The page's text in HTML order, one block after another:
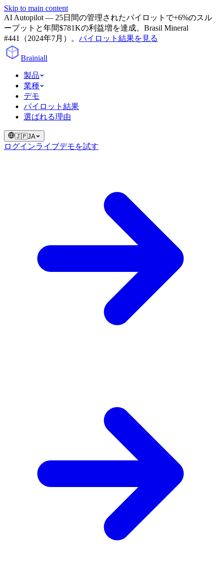
Skip to main content
AI Autopilot — 25日間の管理されたパイロットで+6%のスル
ープットと年間$781Kの利益増を達成。Brasil Mineral
#441（2024年7月）。 パイロット結果を見る
Brainiall
製品
業種
デモ
パイロット結果
選ばれる理由
🇯🇵JA
ログインライブデモを試す